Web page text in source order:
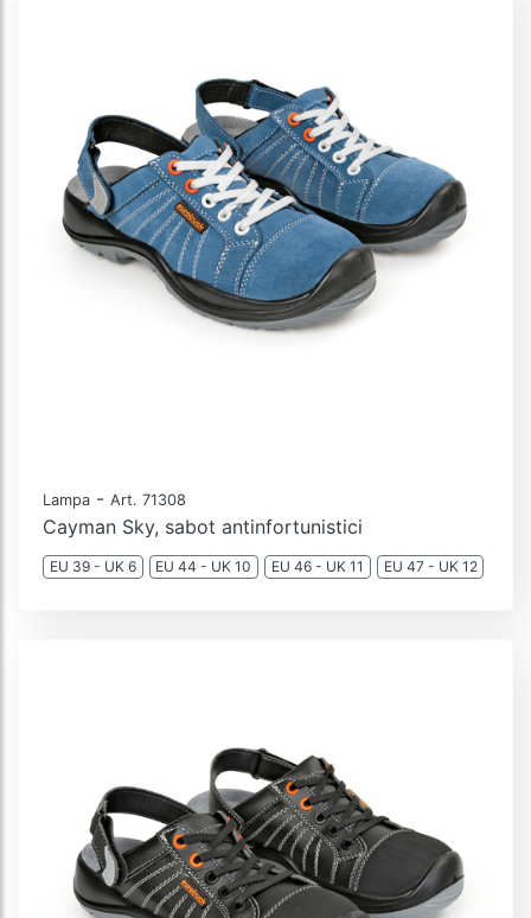
Lampa - Art. 71308
Cayman Sky, sabot antinfortunistici
EU 39 - UK 6 EU 44 - UK 10 EU 46 - UK 11 EU 47 - UK 12